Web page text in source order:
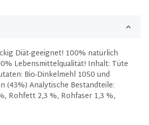
Diät-geeignet! 100% natürlich
Lebensmittelqualität! Inhalt: Tüte
Bio-Dinkelmehl 1050 und
(43%) Analytische Bestandteile:
Rohfett 2,3 %, Rohfaser 1,3 %,